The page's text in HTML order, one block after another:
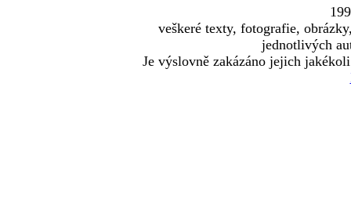
veškeré texty, fotografie,
jednotlivých
Je výslovně zakázáno jejich